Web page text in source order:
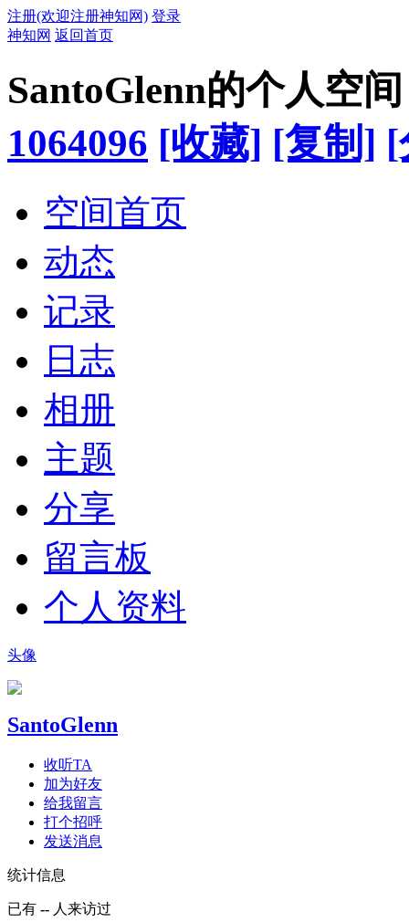
注册(欢迎注册神知网) 登录
神知网 返回首页
SantoGlenn的个人空间
1064096 [收藏] [复制] [
空间首页
动态
记录
日志
相册
主题
分享
留言板
个人资料
头像
SantoGlenn
收听TA
加为好友
给我留言
打个招呼
发送消息
统计信息
已有 -- 人来访过